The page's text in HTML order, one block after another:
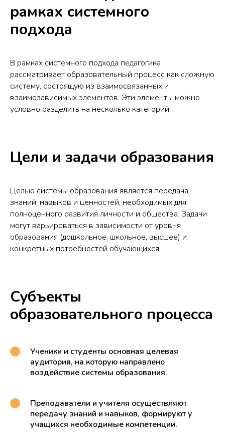
рамках системного
подхода
В рамках системного подхода педагогика
рассматривает образовательный процесс как сложную
систему, состоящую из взаимосвязанных и
взаимозависимых элементов. Эти элементы можно
условно разделить на несколько категорий:
Цели и задачи образования
Целью системы образования является передача
знаний, навыков и ценностей, необходимых для
полноценного развития личности и общества. Задачи
могут варьироваться в зависимости от уровня
образования (дошкольное, школьное, высшее) и
конкретных потребностей обучающихся.
Субъекты
образовательного процесса
Ученики и студенты основная целевая
аудитория, на которую направлено
воздействие системы образования.
Преподаватели и учителя осуществляют
передачу знаний и навыков, формируют у
учащихся необходимые компетенции.